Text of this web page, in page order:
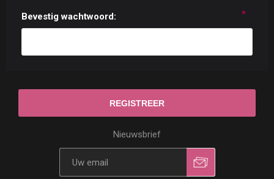
Bevestig wachtwoord: *
Nieuwsbrief